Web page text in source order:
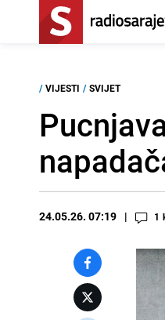
/ VIJESTI / SVIJET
24.05.26. 07:19 1